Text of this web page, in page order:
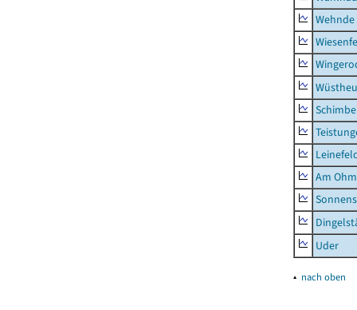
Wehnde
Am
Uder
▴ nach oben